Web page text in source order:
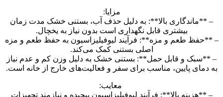
مزایا:
– **ماندگاری بالا**: به دلیل حذف آب، بستنی خشک مدت زمان
بیشتری قابل نگهداری است بدون نیاز به یخچال.
– **حفظ طعم و مزه**: فرآیند لیوفیلیزاسیون به حفظ طعم و مزه
اصلی بستنی کمک می‌کند.
– **سبک و قابل حمل**: بستنی خشک به دلیل وزن کم و عدم نیاز
به دمای پایین، مناسب برای سفر و فعالیت‌های خارج از خانه است.
معایب:
– **هزینه بالا**: فرآیند لیوفیلیزاسیون پیچیده و نیازمند تجهیزات